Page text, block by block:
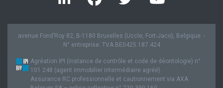
avenue Fond’Roy 82, B-1180 Bruxelles (Uccle, Fort-Jaco), Belgique. -
N° entreprise: TVA BE0425.187.424
Agréation IPI (instance de contrôle et code de déontologie) n°
101.248 (agent immobilier intermédiaire agréé).
Assurance RC professionnelle et cautionnement via AXA